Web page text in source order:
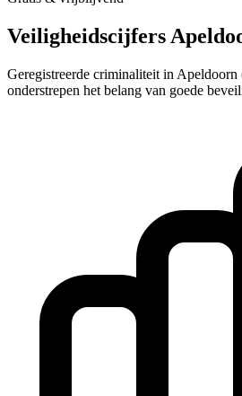
Veiligheidscijfers
Geregistreerde criminaliteit in
onderstrepen het belang van goede